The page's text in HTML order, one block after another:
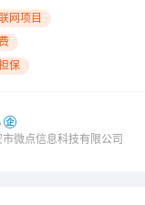
网项目
保
市微点信息科技有限公司